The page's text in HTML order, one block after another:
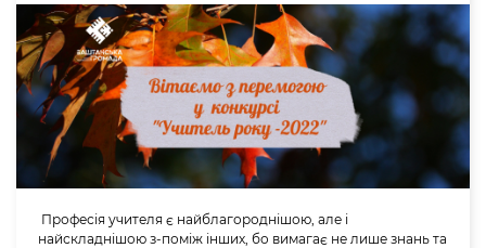
Професія учителя є найблагороднішою, але і
найскладнішою з-поміж інших, бо вимагає не лише знань та